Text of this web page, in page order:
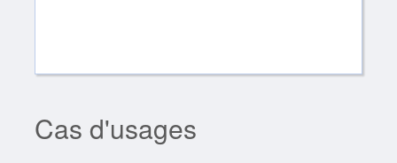
Cas d'usages